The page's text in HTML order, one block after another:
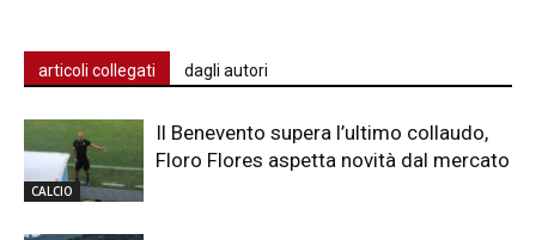
articoli collegati dagli autori
CALCIO
Il Benevento supera l’ultimo collaudo,
Floro Flores aspetta novità dal mercato